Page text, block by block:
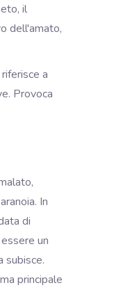
il
dell'amato,
a
Provoca
In
di
un
subisce.
principale